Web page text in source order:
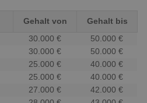
Gehalt von
Gehalt bis
30.000 €
50.000 €
30.000 €
50.000 €
25.000 €
40.000 €
25.000 €
40.000 €
27.000 €
42.000 €